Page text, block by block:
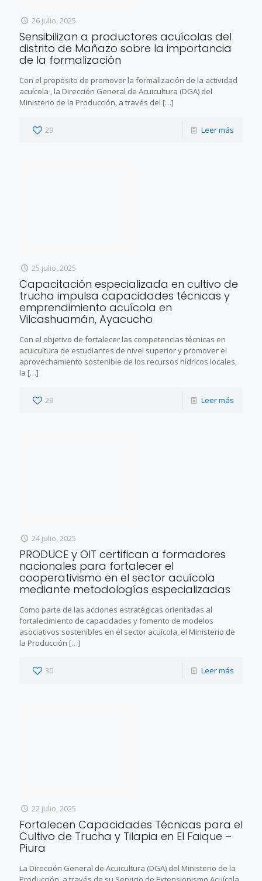
26 julio, 2025
Sensibilizan a productores acuícolas del
distrito de Mañazo sobre la importancia
de la formalización
Con el propósito de promover la formalización de la actividad
acuícola , la Dirección General de Acuicultura (DGA) del
Ministerio de la Producción, a través del […]
29 Leer más
25 julio, 2025
Capacitación especializada en cultivo de
trucha impulsa capacidades técnicas y
emprendimiento acuícola en
Vilcashuamán, Ayacucho
Con el objetivo de fortalecer las competencias técnicas en
acuicultura de estudiantes de nivel superior y promover el
aprovechamiento sostenible de los recursos hídricos locales,
la […]
29 Leer más
24 julio, 2025
PRODUCE y OIT certifican a formadores
nacionales para fortalecer el
cooperativismo en el sector acuícola
mediante metodologías especializadas
Como parte de las acciones estratégicas orientadas al
fortalecimiento de capacidades y fomento de modelos
asociativos sostenibles en el sector acuícola, el Ministerio de
la Producción […]
30 Leer más
22 julio, 2025
Fortalecen Capacidades Técnicas para el
Cultivo de Trucha y Tilapia en El Faique –
Piura
La Dirección General de Acuicultura (DGA) del Ministerio de la